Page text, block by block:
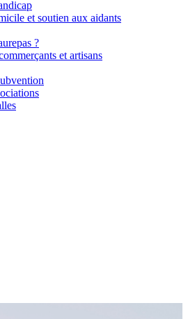
et soutien aux aidants
?
et artisans